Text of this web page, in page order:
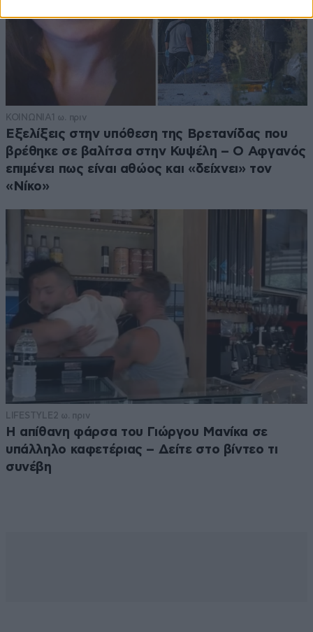
ΚΟΙΝΩΝΙΑ1 ω. πριν
Εξελίξεις στην υπόθεση της Βρετανίδας που
βρέθηκε σε βαλίτσα στην Κυψέλη – Ο Αφγανός
επιμένει πως είναι αθώος και «δείχνει» τον
«Νίκο»
LIFESTYLE2 ω. πριν
Η απίθανη φάρσα του Γιώργου Μανίκα σε
υπάλληλο καφετέριας – Δείτε στο βίντεο τι
συνέβη